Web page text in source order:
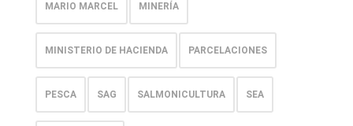
MARIO MARCEL MINERÍA
MINISTERIO DE HACIENDA PARCELACIONES
PESCA SAG SALMONICULTURA SEA